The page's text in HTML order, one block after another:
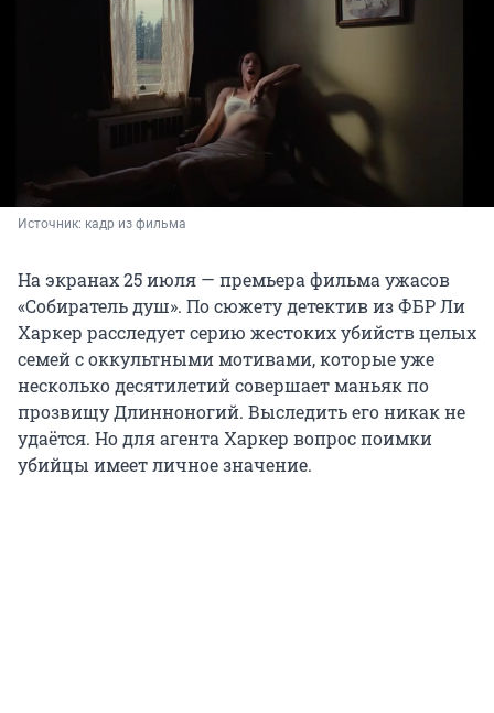
Источник: кадр из фильма
На экранах 25 июля — премьера фильма ужасов
«Собиратель душ». По сюжету детектив из ФБР Ли
Харкер расследует серию жестоких убийств целых
семей с оккультными мотивами, которые уже
несколько десятилетий совершает маньяк по
прозвищу Длинноногий. Выследить его никак не
удаётся. Но для агента Харкер вопрос поимки
убийцы имеет личное значение.